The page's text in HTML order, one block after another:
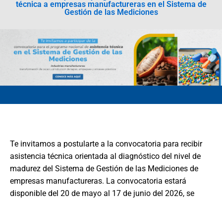
técnica a empresas manufactureras en el Sistema de
Gestión de las Mediciones
Te invitamos a postularte a la convocatoria para recibir
asistencia técnica orientada al diagnóstico del nivel de
madurez del Sistema de Gestión de las Mediciones de
empresas manufactureras. La convocatoria estará
disponible del 20 de mayo al 17 de junio del 2026, se